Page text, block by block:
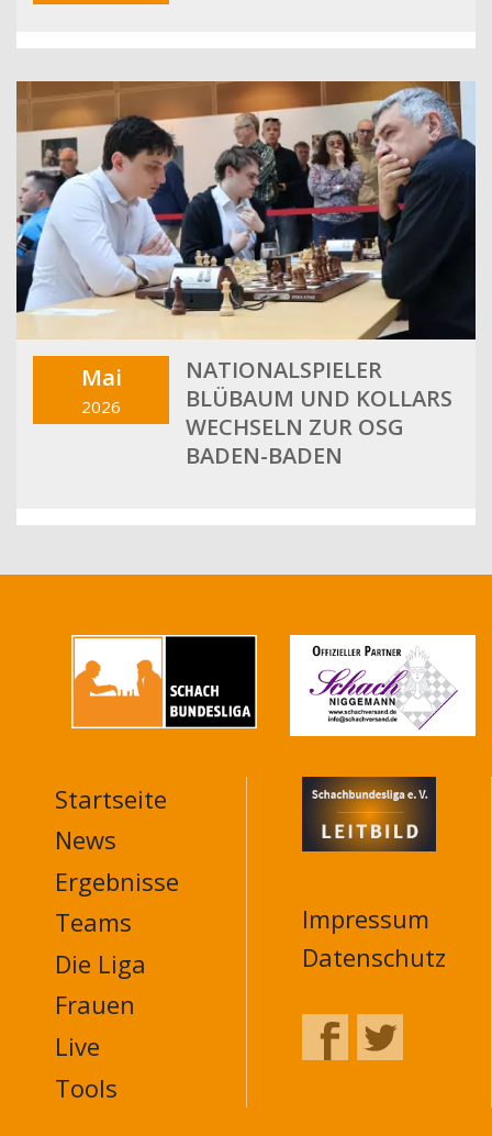
Mai
2026
NATIONALSPIELER
BLÜBAUM UND KOLLARS
WECHSELN ZUR OSG
BADEN-BADEN
MAIN
NAVIGATION
FOOTER
Startseite
News
Ergebnisse
Teams
Die Liga
Frauen
Live
Tools
Impressum
Datenschutz